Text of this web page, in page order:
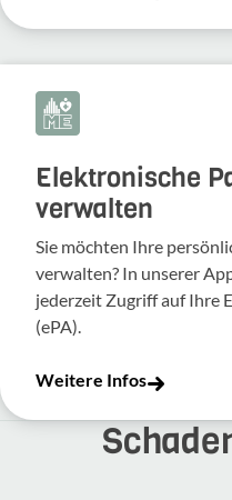
Elektronische
verwalten
Sie möchten Ihre
verwalten? In unserer
jederzeit Zugriff auf Ihre
(ePA).
Weitere Infos